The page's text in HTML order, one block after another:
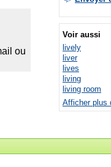
Voir aussi
lively
liver
lives
living
living room
Afficher plus